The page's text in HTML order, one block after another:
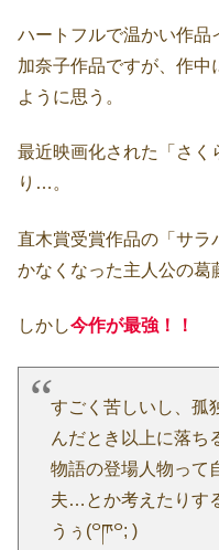
ハートフルで温かい作品
加奈子作品ですが、作中
ように思う。
最近映画化された「さく
り…。
直木賞受賞作品の「サラ
かなくなった主人公の葛
しかし今作が最強！！
すごく苦しいし、孤
んだとき以上に落ち
物語の登場人物って
夫…とか考えたりす
うぅ(꒪ཫ꒪; )